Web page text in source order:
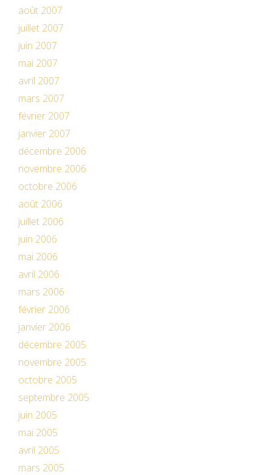
août 2007
juillet 2007
juin 2007
mai 2007
avril 2007
mars 2007
février 2007
janvier 2007
décembre 2006
novembre 2006
octobre 2006
août 2006
juillet 2006
juin 2006
mai 2006
avril 2006
mars 2006
février 2006
janvier 2006
décembre 2005
novembre 2005
octobre 2005
septembre 2005
juin 2005
mai 2005
avril 2005
mars 2005